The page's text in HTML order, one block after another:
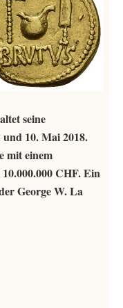
seine
10. Mai 2018.
mit einem
CHF. Ein
George W. La